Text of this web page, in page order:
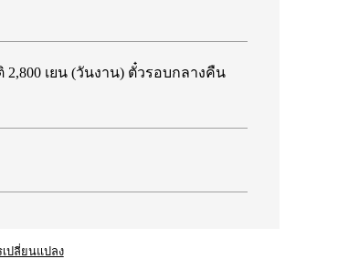
เยน (วันงาน) ตั๋วรอบกลางคืน
ปลี่ยนแปลง